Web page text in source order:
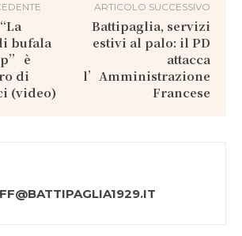
bufala
è
di
(video)
ARTICOLO SUCCESSIVO
Battipaglia, servizi
estivi al palo: il PD
attacca
l’Amministrazione
Francese